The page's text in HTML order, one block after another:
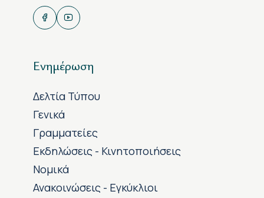
Ενημέρωση
Δελτία Τύπου
Γενικά
Γραμματείες
Εκδηλώσεις - Κινητοποιήσεις
Νομικά
Ανακοινώσεις - Εγκύκλιοι